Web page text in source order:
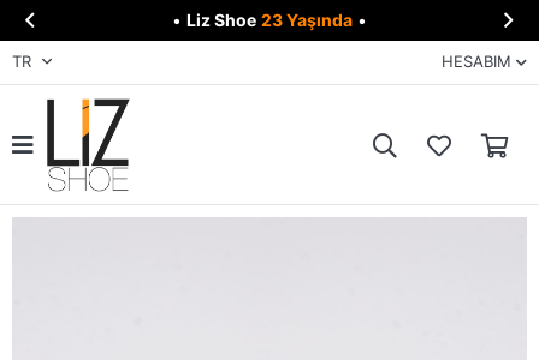
 • Liz Shoe 23 Yaşında • 
TR HESABIM